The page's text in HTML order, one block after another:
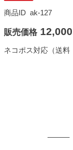
商品ID ak-127
販売価格 12,000
ネコポス対応（送料